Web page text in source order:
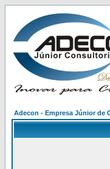
Adecon - Empresa Júnior de